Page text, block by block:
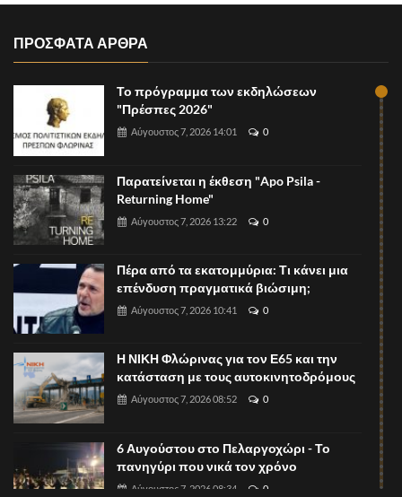
ΠΡΟΣΦΑΤΑ ΑΡΘΡΑ
Το πρόγραμμα των εκδηλώσεων
"Πρέσπες 2026"
Αύγουστος 7, 2026 14:01 0
Παρατείνεται η έκθεση "Apo Psila -
Returning Home"
Αύγουστος 7, 2026 13:22 0
Πέρα από τα εκατομμύρια: Τι κάνει μια
επένδυση πραγματικά βιώσιμη;
Αύγουστος 7, 2026 10:41 0
Η ΝΙΚΗ Φλώρινας για τον Ε65 και την
κατάσταση με τους αυτοκινητοδρόμους
Αύγουστος 7, 2026 08:52 0
6 Αυγούστου στο Πελαργοχώρι - Το
πανηγύρι που νικά τον χρόνο
Αύγουστος 7, 2026 08:34 0